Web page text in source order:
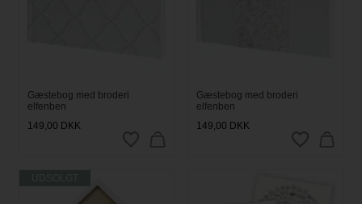
Gæstebog med broderi
elfenben
149,00 DKK
Gæstebog med broderi
elfenben
149,00 DKK